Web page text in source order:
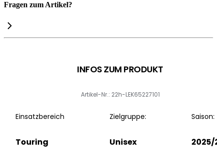
Fragen zum Artikel?
INFOS ZUM PRODUKT
Artikel-Nr.: 22h-LEK65227101
Einsatzbereich
Touring
Zielgruppe:
Unisex
Saison:
2025/